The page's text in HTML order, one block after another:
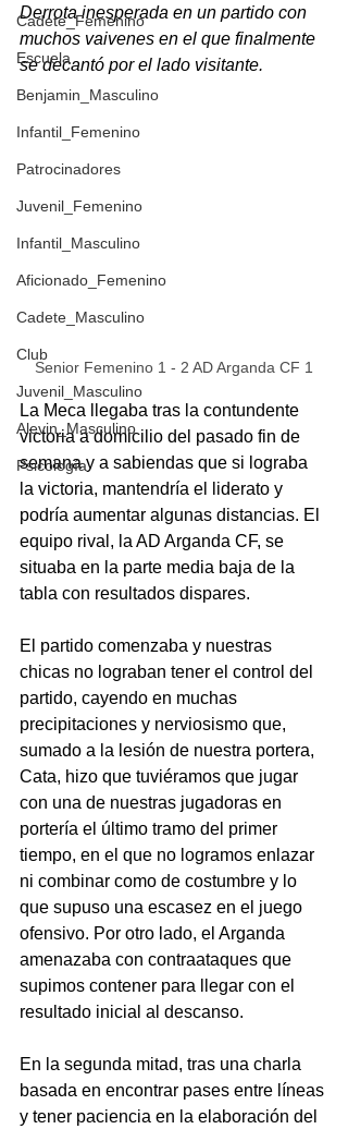
Cadete_Femenino
Escuela
Benjamin_Masculino
Infantil_Femenino
Patrocinadores
Juvenil_Femenino
Infantil_Masculino
Aficionado_Femenino
Cadete_Masculino
Club
Juvenil_Masculino
Alevin_Masculino
Psicología
Derrota inesperada en un partido con
muchos vaivenes en el que finalmente
se decantó por el lado visitante.
Senior Femenino 1 - 2 AD Arganda CF 1
La Meca llegaba tras la contundente
victoria a domicilio del pasado fin de
semana y a sabiendas que si lograba
la victoria, mantendría el liderato y
podría aumentar algunas distancias. El
equipo rival, la AD Arganda CF, se
situaba en la parte media baja de la
tabla con resultados dispares.
El partido comenzaba y nuestras
chicas no lograban tener el control del
partido, cayendo en muchas
precipitaciones y nerviosismo que,
sumado a la lesión de nuestra portera,
Cata, hizo que tuviéramos que jugar
con una de nuestras jugadoras en
portería el último tramo del primer
tiempo, en el que no logramos enlazar
ni combinar como de costumbre y lo
que supuso una escasez en el juego
ofensivo. Por otro lado, el Arganda
amenazaba con contraataques que
supimos contener para llegar con el
resultado inicial al descanso.
En la segunda mitad, tras una charla
basada en encontrar pases entre líneas
y tener paciencia en la elaboración del